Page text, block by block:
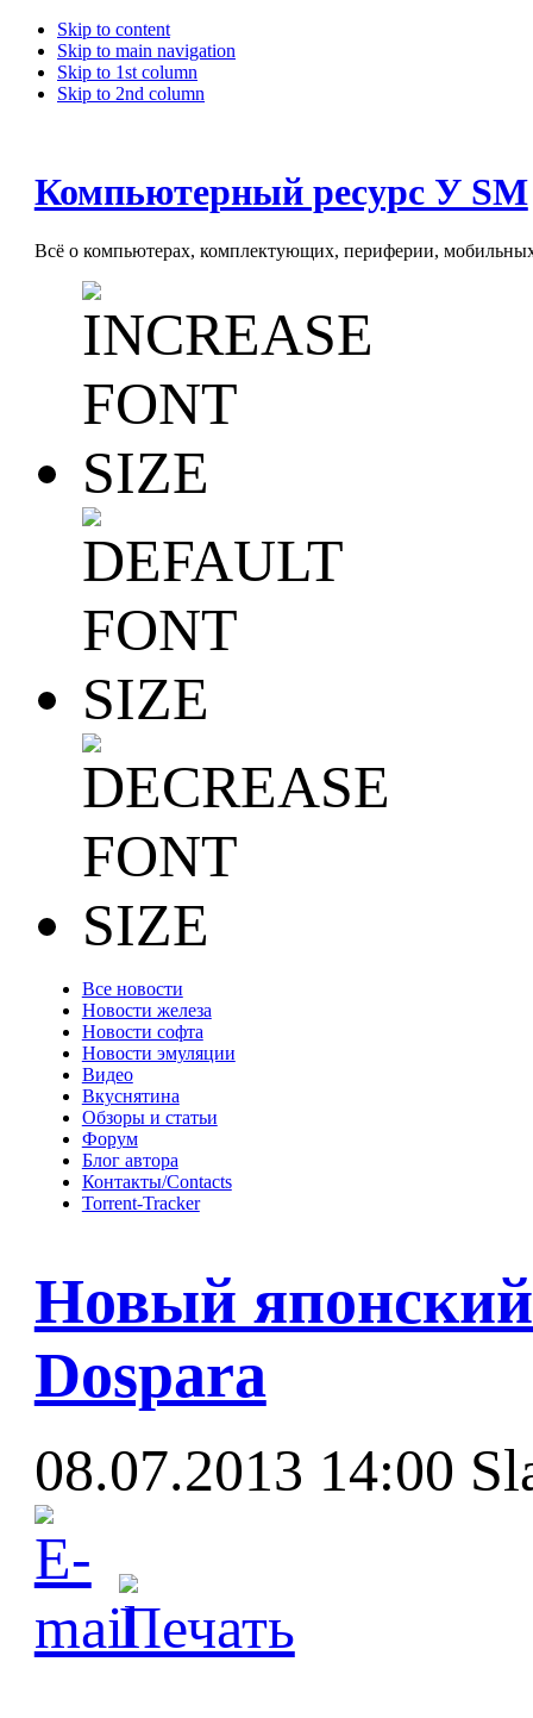
Skip to content
Skip to main navigation
Skip to 1st column
Skip to 2nd column
Компьютерный ресурс У SM
Всё о компьютерах, комплектующих, периферии, мобильных
Все новости
Новости железа
Новости софта
Новости эмуляции
Видео
Вкуснятина
Обзоры и статьи
Форум
Блог автора
Контакты/Contacts
Torrent-Tracker
Новый
Dospara
08.07.2013 14:00